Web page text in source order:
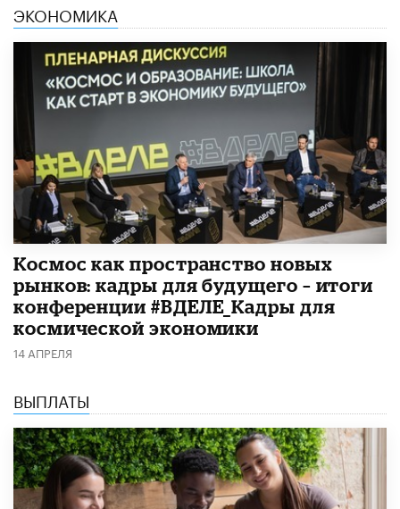
ЭКОНОМИКА
Космос как пространство новых
рынков: кадры для будущего – итоги
конференции #ВДЕЛЕ_Кадры для
космической экономики
14 АПРЕЛЯ
ВЫПЛАТЫ